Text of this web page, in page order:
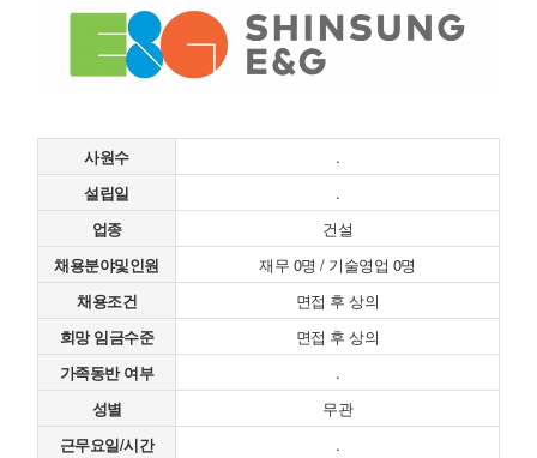
사원수
.
설립일
.
업종
건설
채용분야및인원
재무 0명 / 기술영업 0명
채용조건
면접 후 상의
희망 임금수준
면접 후 상의
가족동반 여부
.
성별
무관
근무요일/시간
.